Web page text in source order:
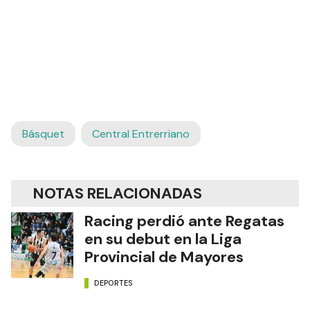
Básquet Central Entrerriano
NOTAS RELACIONADAS
Racing perdió ante Regatas
en su debut en la Liga
Provincial de Mayores
DEPORTES